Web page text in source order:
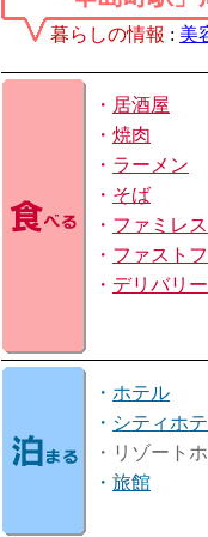
暮らしの情報 : 美
・ 居酒屋
・ 焼肉
・ ラーメン
・ そば
・ ファミレス
・ ファスト
・ デリバリー
・ ホテル
・ シティホ
・リゾート
・ 旅館